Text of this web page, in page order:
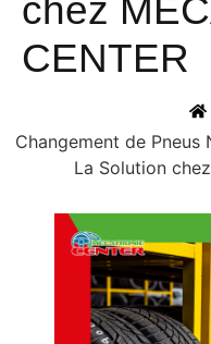
chez
CENTER
Changement de Pneus
La Solution